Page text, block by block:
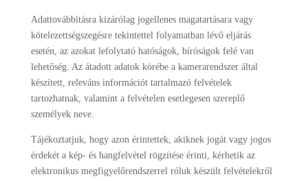
Adattovábbításra kizárólag jogellenes magatartásara vagy
kötelezettségszegésre tekintettel folyamatban lévő eljárás
esetén, az azokat lefolytató hatóságok, bíróságok felé van
lehetőség. Az átadott adatok körébe a kamerarendszer által
készített, releváns információt tartalmazó felvételek
tartozhatnak, valamint a felvételen esetlegesen szereplő
személyek neve.
Tájékoztatjuk, hogy azon érintettek, akiknek jogát vagy jogos
érdekét a kép- és hangfelvétel rögzítése érinti, kérhetik az
elektronikus megfigyelőrendszerrel róluk készült felvételekről